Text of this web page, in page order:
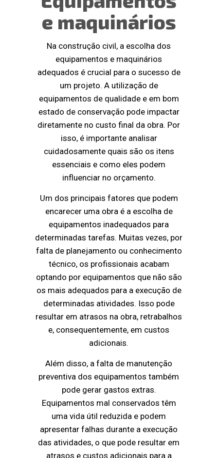
e maquinários
Na construção civil, a escolha dos
equipamentos e maquinários
adequados é crucial para o sucesso de
um projeto. A utilização de
equipamentos de qualidade e em bom
estado de conservação pode impactar
diretamente no custo final da obra. Por
isso, é importante analisar
cuidadosamente quais são os itens
essenciais e como eles podem
influenciar no orçamento.
Um dos principais fatores que podem
encarecer uma obra é a escolha de
equipamentos inadequados para
determinadas tarefas. Muitas vezes, por
falta de planejamento ou conhecimento
técnico, os profissionais acabam
optando por equipamentos que não são
os mais adequados para a execução de
determinadas atividades. Isso pode
resultar em atrasos na obra, retrabalhos
e, consequentemente, em custos
adicionais.
Além disso, a falta de manutenção
preventiva dos equipamentos também
pode gerar gastos extras.
Equipamentos mal conservados têm
uma vida útil reduzida e podem
apresentar falhas durante a execução
das atividades, o que pode resultar em
atrasos e custos adicionais para a